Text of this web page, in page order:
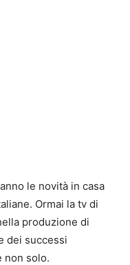
le novità in casa
Ormai la tv di
produzione di
dei successi
non solo.